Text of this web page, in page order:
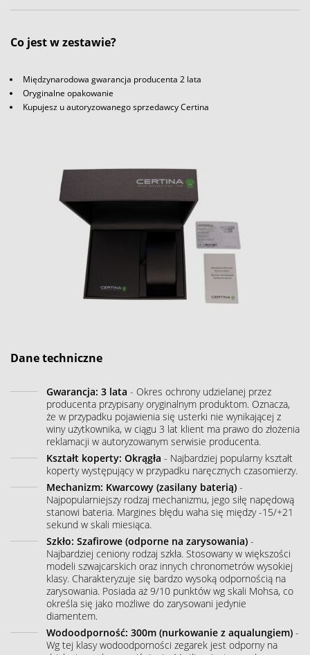
Co jest w zestawie?
Międzynarodowa gwarancja producenta 2 lata
Oryginalne opakowanie
Kupujesz u autoryzowanego sprzedawcy Certina
Dane techniczne
Gwarancja: 3 lata - Okres ochrony udzielanej przez
producenta przypisany oryginalnym produktom. Oznacza,
że w przypadku pojawienia się usterki nie wynikającej z
winy użytkownika, w ciągu 3 lat klient ma prawo do złożenia
reklamacji w autoryzowanym serwisie producenta.
Kształt koperty: Okrągła - Najbardziej popularny kształt
koperty występujący w przypadku naręcznych czasomierzy.
Mechanizm: Kwarcowy (zasilany baterią) -
Najpopularniejszy rodzaj mechanizmu, jego siłę napędową
stanowi bateria. Margines błędu waha się między -15/+21
sekund w skali miesiąca.
Szkło: Szafirowe (odporne na zarysowania) -
Najbardziej ceniony rodzaj szkła. Stosowany w większości
modeli szwajcarskich oraz innych chronometrów wysokiej
klasy. Charakteryzuje się bardzo wysoką odpornością na
zarysowania. Posiada aż 9/10 punktów wg skali Mohsa, co
określa się jako możliwe do zarysowani jedynie
diamentem.
Wodoodporność: 300m (nurkowanie z aqualungiem) -
Wg tej klasy wodoodporności zegarek jest odporny na